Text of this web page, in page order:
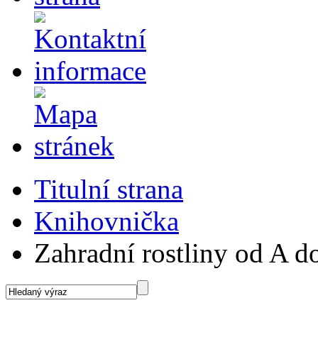
Titulní strana
Knihovnička
Zahradní rostliny od A